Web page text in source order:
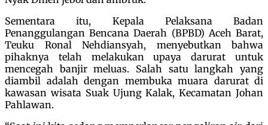
Sementara itu, Kepala Pelaksana Badan
Penanggulangan Bencana Daerah (BPBD) Aceh Barat,
Teuku Ronal Nehdiansyah, menyebutkan bahwa
pihaknya telah melakukan upaya darurat untuk
mencegah banjir meluas. Salah satu langkah yang
diambil adalah dengan membuka muara darurat di
kawasan wisata Suak Ujung Kalak, Kecamatan Johan
Pahlawan.